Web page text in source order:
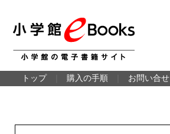
トップ 購入の手順 お問い合せ